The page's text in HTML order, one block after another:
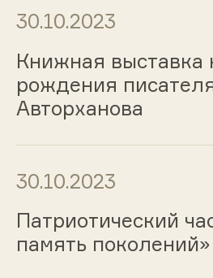
30.10.2023
Книжная
рождения
Авторханова
30.10.2023
Патриотический
память поколений»